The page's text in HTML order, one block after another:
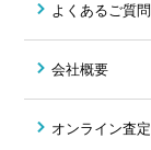
よくあるご質問
会社概要
オンライン査定